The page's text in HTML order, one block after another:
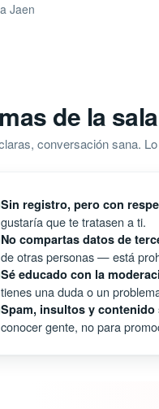
Jaen
de la sala
conversación sana.
Sin registro, pero con
gustaría que te tratasen a ti.
No compartas datos de
de otras personas — está
Sé educado con la
tienes una duda o un
Spam, insultos y contenido
conocer gente, no para